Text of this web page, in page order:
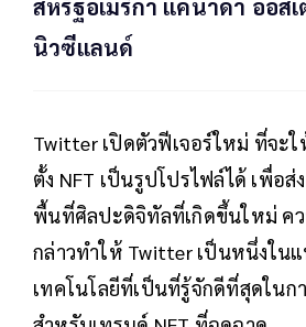
สหรัฐอเมริกา แคนาดา ออสเ
นิวซีแลนด์
Twitter เปิดตัวฟีเจอร์ใหม่ ที่จะ
ตั้ง NFT เป็นรูปโปรไฟล์ได้ เพื่อส่
พื้นที่ศิลปะดิจิทัลที่เกิดขึ้นใหม่ คว
กล่าวทำให้ Twitter เป็นหนึ่งใน
เทคโนโลยีที่เป็นที่รู้จักดีที่สุดในก